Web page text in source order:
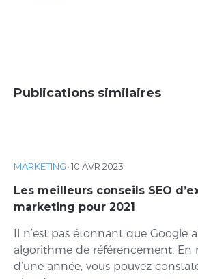
Publications similaires
MARKETING ·10 AVR 2023
Les meilleurs conseils SEO
marketing pour 2021
Il n’est pas étonnant que Google
algorithme de référencement. En
d’une année, vous pouvez